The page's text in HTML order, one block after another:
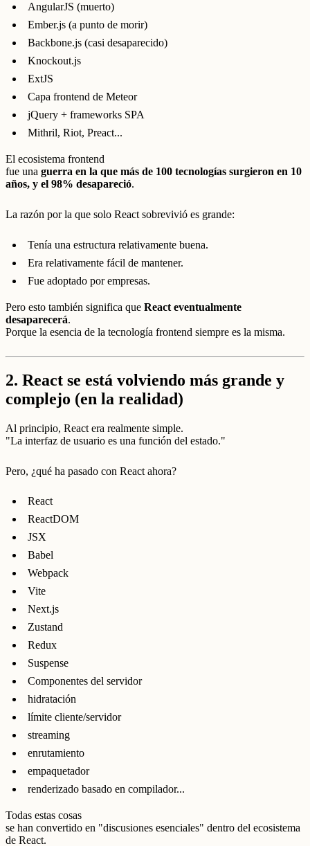
AngularJS (muerto)
Ember.js (a punto de morir)
Backbone.js (casi desaparecido)
Knockout.js
ExtJS
Capa frontend de Meteor
jQuery + frameworks SPA
Mithril, Riot, Preact...
El ecosistema frontend
fue una guerra en la que más de 100 tecnologías surgieron en 10
años, y el 98% desapareció.
La razón por la que solo React sobrevivió es grande:
Tenía una estructura relativamente buena.
Era relativamente fácil de mantener.
Fue adoptado por empresas.
Pero esto también significa que React eventualmente
desaparecerá.
Porque la esencia de la tecnología frontend siempre es la misma.
2. React se está volviendo más grande y
complejo (en la realidad)
Al principio, React era realmente simple.
"La interfaz de usuario es una función del estado."
Pero, ¿qué ha pasado con React ahora?
React
ReactDOM
JSX
Babel
Webpack
Vite
Next.js
Zustand
Redux
Suspense
Componentes del servidor
hidratación
límite cliente/servidor
streaming
enrutamiento
empaquetador
renderizado basado en compilador...
Todas estas cosas
se han convertido en "discusiones esenciales" dentro del ecosistema
de React.